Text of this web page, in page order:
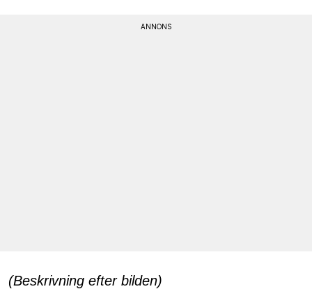
(Beskrivning efter bilden)